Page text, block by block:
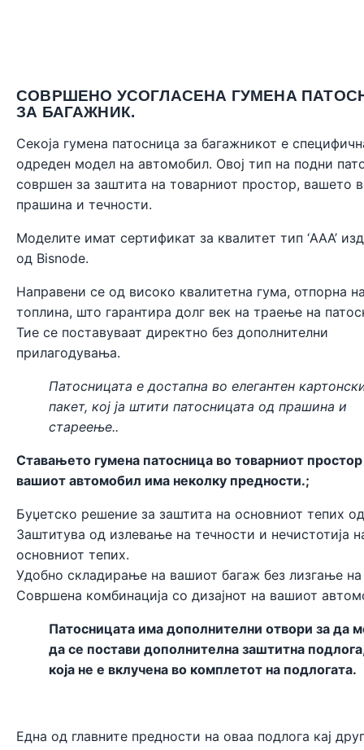
СОВРШЕНО УСОГЛАСЕНА ГУМЕНА
ЗА БАГАЖНИК.
Секоја гумена патосница за багажникот е
одреден модел на автомобил. Овој тип на подни
совршен за заштита на товарниот простор, вашето
прашина и течности.
Моделите имат сертификат за квалитет тип ‘AAA’
од Bisnode.
Направени се од високо квалитетна гума, отпорна
топлина, што гарантира долг век на траење на
Тие се поставуваат директно без дополнителни
прилагодувања.
Патосницата е достапна во елегантен
пакет, кој ја штити патосницата од прашина и
стареење..
Ставањето гумена патосница во товарниот простор
вашиот автомобил има неколку предности.;
Буџетско решение за заштита на основниот тепих
Заштитува од излевање на течности и нечистотија
основниот тепих.
Удобно складирање на вашиот багаж без лизгање на
Совршена комбинација со дизајнот на вашиот
Патосницата има дополнителни отвори за да
да се постави дополнителна заштитна
која не е вклучена во комплетот на подлогата.
Една од главните предности на оваа подлога кај